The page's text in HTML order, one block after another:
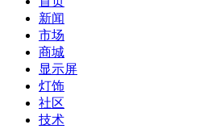
新闻
市场
商城
显示屏
灯饰
社区
技术